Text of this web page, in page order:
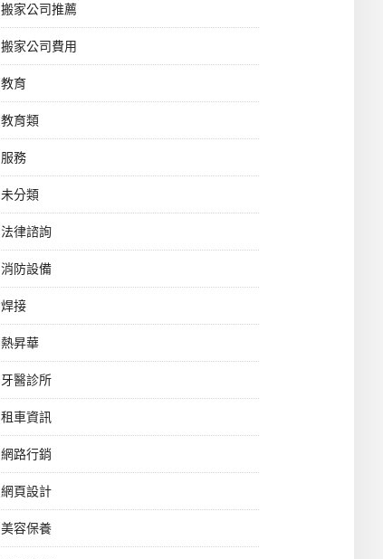
搬家公司推薦
搬家公司費用
教育
教育類
服務
未分類
法律諮詢
消防設備
焊接
熱昇華
牙醫診所
租車資訊
網路行銷
網頁設計
美容保養